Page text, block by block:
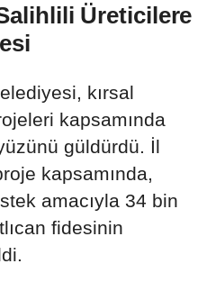
Üreticilere
kırsal
kapsamında
güldürdü. İl
kapsamında,
amacıyla 34 bin
fidesinin